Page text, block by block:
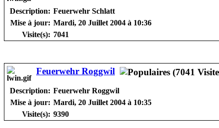
Description: Feuerwehr Schlatt
Mise à jour: Mardi, 20 Juillet 2004 à 10:36
Visite(s): 7041
Feuerwehr Roggwil
Description: Feuerwehr Roggwil
Mise à jour: Mardi, 20 Juillet 2004 à 10:35
Visite(s): 9390